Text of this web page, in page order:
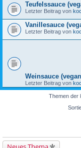
Teufelssauce
Letzter Beitrag von
Vanillesauce
Letzter Beitrag von
Weinsauce
Letzter Beitrag von
Themen der